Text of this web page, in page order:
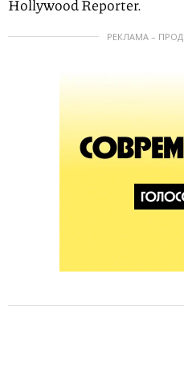
Hollywood Reporter.
РЕКЛАМА –